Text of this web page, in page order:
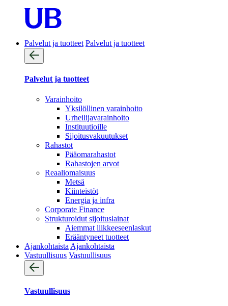
Palvelut ja tuotteet Palvelut ja tuotteet
Palvelut ja tuotteet
Varainhoito
Yksilöllinen varainhoito
Urheilijavarainhoito
Instituutioille
Sijoitusvakuutukset
Rahastot
Pääomarahastot
Rahastojen arvot
Reaaliomaisuus
Metsä
Kiinteistöt
Energia ja infra
Corporate Finance
Strukturoidut sijoituslainat
Aiemmat liikkeeseenlaskut
Erääntyneet tuotteet
Ajankohtaista Ajankohtaista
Vastuullisuus Vastuullisuus
Vastuullisuus